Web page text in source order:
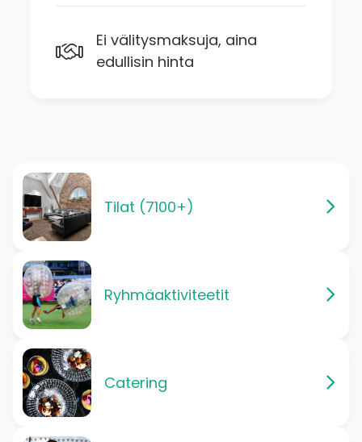
Ei välitysmaksuja, aina
edullisin hinta
Tilat (7100+)
Ryhmäaktiviteetit
Catering